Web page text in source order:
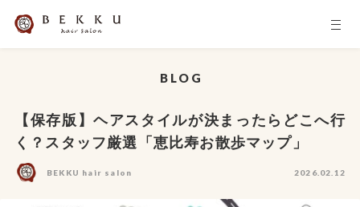
BLOG
【保存版】ヘアスタイルが決まったらどこへ行
く？スタッフ厳選「恵比寿お散歩マップ」
BEKKU hair salon 2026.02.12